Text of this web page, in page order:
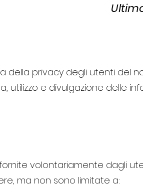
Ultimo
della privacy degli utenti del
utilizzo e divulgazione delle
volontariamente dagli
ma non sono limitate a: